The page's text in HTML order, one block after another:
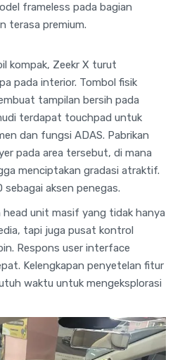
frameless pada bagian
terasa premium.
kompak, Zeekr X turut
pada interior. Tombol fisik
tampilan bersih pada
terdapat touchpad untuk
dan fungsi ADAS. Pabrikan
pada area tersebut, di mana
menciptakan gradasi atraktif.
sebagai aksen penegas.
unit masif yang tidak hanya
tapi juga pusat kontrol
Respons user interface
Kelengkapan penyetelan fitur
waktu untuk mengeksplorasi